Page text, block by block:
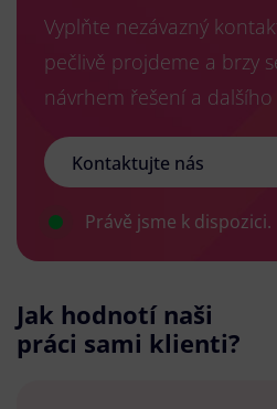
Vyplňte nezávazný
pečlivě projdeme a brzy
návrhem řešení a
Kontaktujte nás
Právě jsme k dispozici.
Jak hodnotí naši
práci sami klienti?